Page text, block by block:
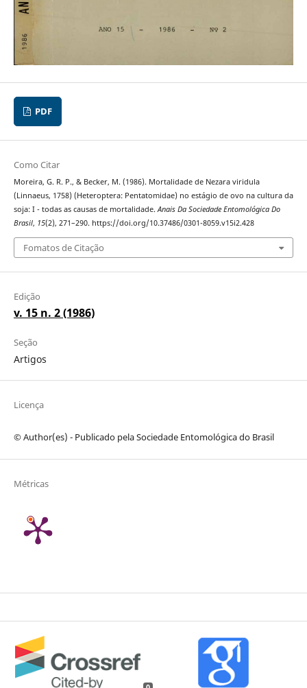
PDF
Como Citar
Moreira, G. R. P., & Becker, M. (1986). Mortalidade de Nezara viridula
(Linnaeus, 1758) (Heteroptera: Pentatomidae) no estágio de ovo na cultura da
soja: I - todas as causas de mortalidade.Anais Da Sociedade Entomológica Do
Brasil, 15(2), 271–290. https://doi.org/10.37486/0301-8059.v15i2.428
Fomatos de Citação
Edição
v. 15 n. 2 (1986)
Seção
Artigos
Licença
© Author(es) - Publicado pela Sociedade Entomológica do Brasil
Métricas